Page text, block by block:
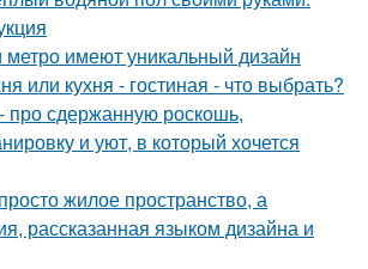
метро имеют уникальный дизайн
или кухня - гостиная - что выбрать?
про сдержанную роскошь,
и уют, в который хочется
жилое пространство, а
рассказанная языком дизайна и